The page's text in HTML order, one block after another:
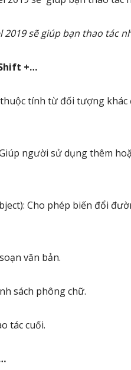
2019 sẽ giúp bạn thao tác
+…
thuộc tính từ đối tượng
người sử dụng thêm
Cho phép biến đổi
văn bản.
sách phông chữ.
tác cuối.